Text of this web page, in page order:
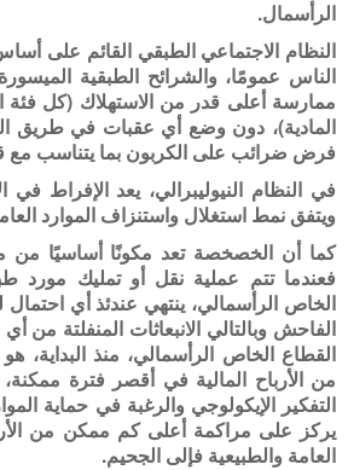
الرأسمال.
النظام الاجتماعي الطبقي القائم على
الناس عمومًا، والشرائح الطبقية
ممارسة أعلى قدر من الاستهلاك (كل فئة
المادية)، دون وضع أي عقبات في طريق
فرض ضرائب على الكربون بما يتناسب مع
في النظام النيوليبرالي، يعد الإفراط في
ويتفق نمط استغلال واستنزاف الموارد
كما أن الخصخصة تعد مكونًا أساسيًا من
فعندما تتم عملية نقل أو تمليك مورد
الخاص الرأسمالي، ينتهي عندئذ أي
الفاحش وبالتالي الانبعاثات المنفلتة
القطاع الخاص الرأسمالي، منذ البداية،
من الأرباح المالية في أقصر فترة
التفكير الإيكولوجي والرغبة في حماية
يركز على مراكمة أعلى كم ممكن من
العامة والطبيعية فإلى الجحيم.